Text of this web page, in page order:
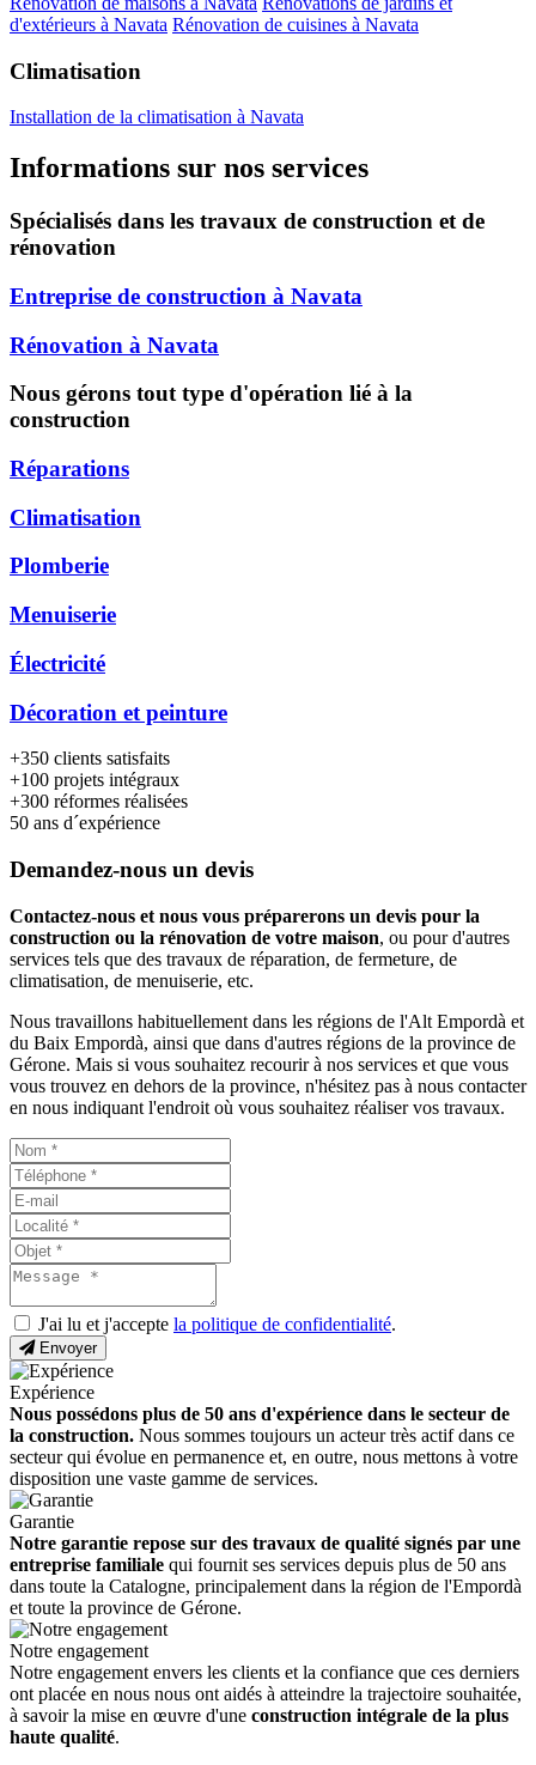
d'extérieurs à Navata Rénovation de cuisines à Navata
Climatisation
Installation de la climatisation à Navata
Informations sur nos services
Spécialisés dans les travaux de construction et de
rénovation
Entreprise de construction à Navata
Rénovation à Navata
Nous gérons tout type d'opération lié à la
construction
Réparations
Climatisation
Plomberie
Menuiserie
Électricité
Décoration et peinture
+350 clients satisfaits
+100 projets intégraux
+300 réformes réalisées
50 ans d´expérience
Demandez-nous un devis
Contactez-nous et nous vous préparerons un devis pour la
construction ou la rénovation de votre maison, ou pour d'autres
services tels que des travaux de réparation, de fermeture, de
climatisation, de menuiserie, etc.
Nous travaillons habituellement dans les régions de l'Alt Empordà et
du Baix Empordà, ainsi que dans d'autres régions de la province de
Gérone. Mais si vous souhaitez recourir à nos services et que vous
vous trouvez en dehors de la province, n'hésitez pas à nous contacter
en nous indiquant l'endroit où vous souhaitez réaliser vos travaux.
J'ai lu et j'accepte la politique de confidentialité.
Envoyer
Expérience
Nous possédons plus de 50 ans d'expérience dans le secteur de
la construction. Nous sommes toujours un acteur très actif dans ce
secteur qui évolue en permanence et, en outre, nous mettons à votre
disposition une vaste gamme de services.
Garantie
Notre garantie repose sur des travaux de qualité signés par une
entreprise familiale qui fournit ses services depuis plus de 50 ans
dans toute la Catalogne, principalement dans la région de l'Empordà
et toute la province de Gérone.
Notre engagement
Notre engagement envers les clients et la confiance que ces derniers
ont placée en nous nous ont aidés à atteindre la trajectoire souhaitée,
à savoir la mise en œuvre d'une construction intégrale de la plus
haute qualité.